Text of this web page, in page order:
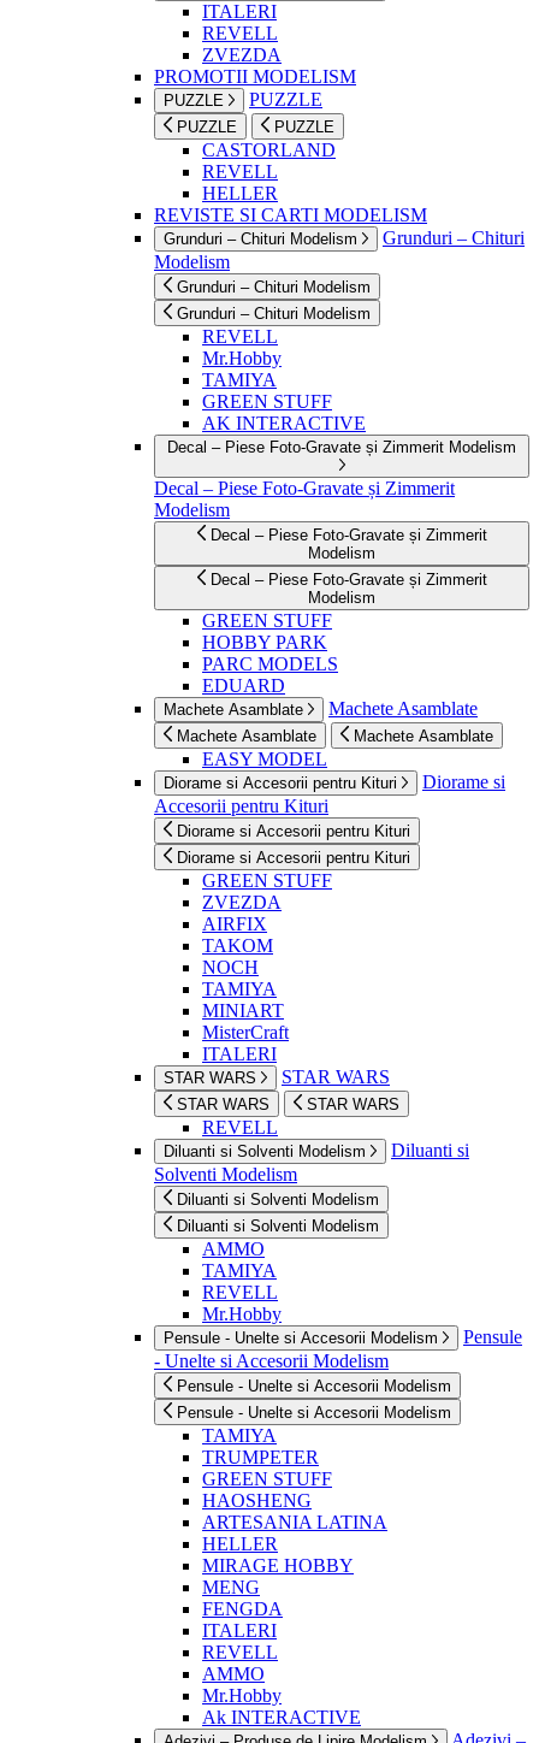
ITALERI
REVELL
ZVEZDA
PROMOTII MODELISM
PUZZLE PUZZLE
PUZZLE PUZZLE
CASTORLAND
REVELL
HELLER
REVISTE SI CARTI MODELISM
Grunduri – Chituri Modelism
Grunduri – Chituri
Modelism
Grunduri – Chituri Modelism
Grunduri – Chituri Modelism
REVELL
Mr.Hobby
TAMIYA
GREEN STUFF
AK INTERACTIVE
Decal – Piese Foto-Gravate și Zimmerit Modelism
Decal – Piese Foto-Gravate și Zimmerit
Modelism
Decal – Piese Foto-Gravate și Zimmerit
Modelism
Decal – Piese Foto-Gravate și Zimmerit
Modelism
GREEN STUFF
HOBBY PARK
PARC MODELS
EDUARD
Machete Asamblate Machete Asamblate
Machete Asamblate Machete Asamblate
EASY MODEL
Diorame si Accesorii pentru Kituri
Diorame si
Accesorii pentru Kituri
Diorame si Accesorii pentru Kituri
Diorame si Accesorii pentru Kituri
GREEN STUFF
ZVEZDA
AIRFIX
TAKOM
NOCH
TAMIYA
MINIART
MisterCraft
ITALERI
STAR WARS STAR WARS
STAR WARS STAR WARS
REVELL
Diluanti si Solventi Modelism
Diluanti si
Solventi Modelism
Diluanti si Solventi Modelism
Diluanti si Solventi Modelism
AMMO
TAMIYA
REVELL
Mr.Hobby
Pensule - Unelte si Accesorii Modelism
Pensule
- Unelte si Accesorii Modelism
Pensule - Unelte si Accesorii Modelism
Pensule - Unelte si Accesorii Modelism
TAMIYA
TRUMPETER
GREEN STUFF
HAOSHENG
ARTESANIA LATINA
HELLER
MIRAGE HOBBY
MENG
FENGDA
ITALERI
REVELL
AMMO
Mr.Hobby
Ak INTERACTIVE